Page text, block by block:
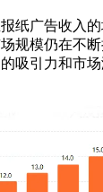
广告收入的
规模仍在不
吸引力和市场